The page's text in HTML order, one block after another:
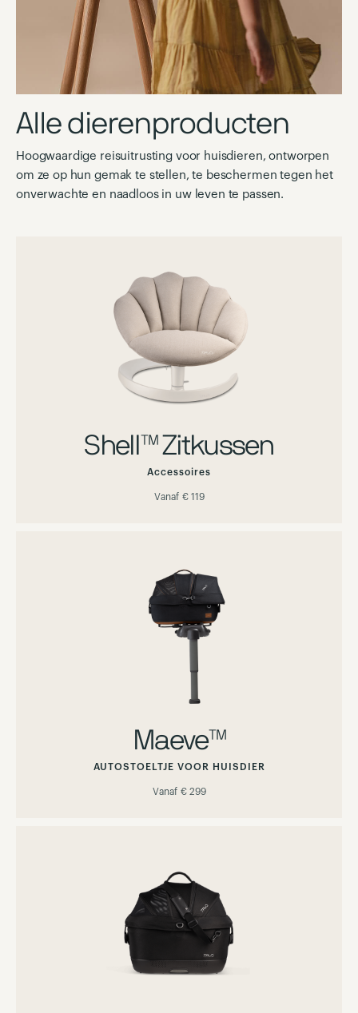
Alle dierenproducten
Hoogwaardige reisuitrusting voor huisdieren, ontworpen
om ze op hun gemak te stellen, te beschermen tegen het
onverwachte en naadloos in uw leven te passen.
Shell™ Zitkussen
Accessoires
Vanaf € 119
Maeve™
AUTOSTOELTJE VOOR HUISDIER
Vanaf € 299